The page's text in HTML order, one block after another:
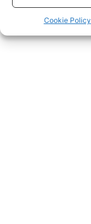
Cookie Policy